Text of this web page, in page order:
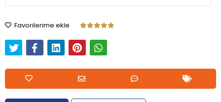
Favorilerime ekle